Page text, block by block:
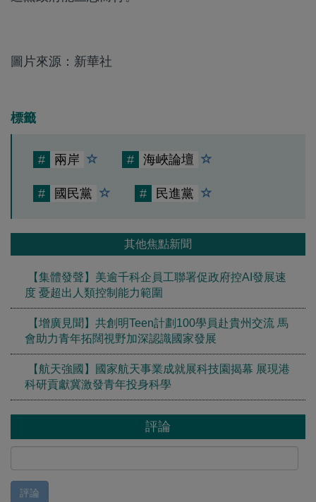
圖片來源：新華社
標籤
# 兩岸 # 海峽論壇
# 國民黨 # 民進黨
其他焦點新聞
【集體發聲】美逾千科企員工聯署促政府控AI發展速
度 憂超出人類控制能力範圍
【增廣見聞】共創明Teen計劃100學員赴貴州交流 馬
會助力青年拓闊視野加深認識國家發展
【航天強國】國家航天事業成就展科技園揭幕 展現港
科研貢獻冀激發青年投身科學
評論
評論